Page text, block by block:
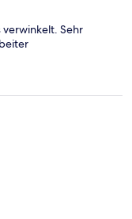
verwinkelt. Sehr